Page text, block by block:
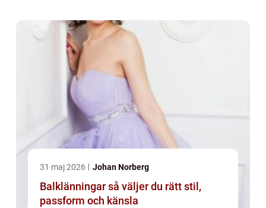
31 maj 2026 Johan Norberg
Balklänningar så väljer du rätt stil,
passform och känsla